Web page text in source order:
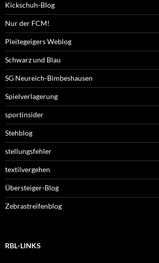
Kickschuh-Blog
Nur der FCM!
Pleitegeigers Weblog
Schwarz und Blau
SG Neureich-Bimbeshausen
Spielverlagerung
sportinsider
Stehblog
stellungsfehler
textilvergehen
Übersteiger-Blog
Zebrastreifenblog
RBL-LINKS